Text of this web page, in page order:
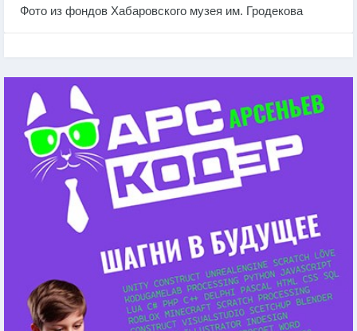
Фото из фондов Хабаровского музея им. Гродекова